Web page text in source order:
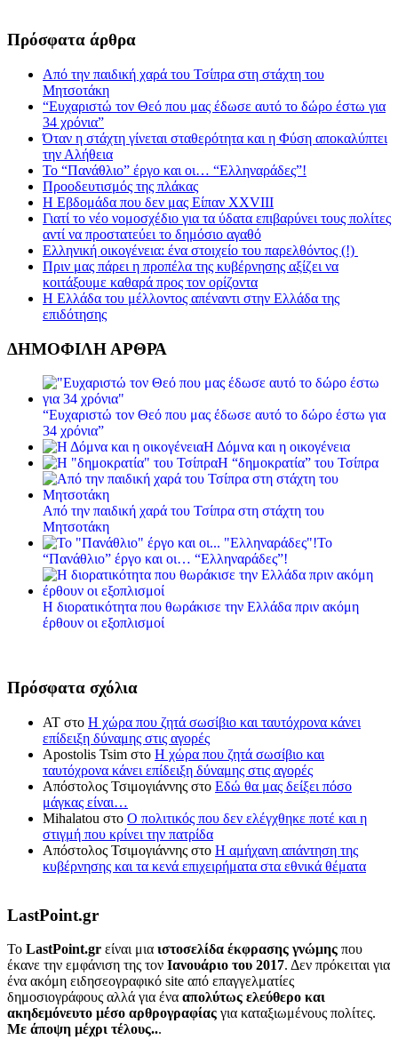
Πρόσφατα άρθρα
Από την παιδική χαρά του Τσίπρα στη στάχτη του
Μητσοτάκη
“Ευχαριστώ τον Θεό που μας έδωσε αυτό το δώρο έστω για
34 χρόνια”
Όταν η στάχτη γίνεται σταθερότητα και η Φύση αποκαλύπτει
την Αλήθεια
Το “Πανάθλιο” έργο και οι… “Ελληναράδες”!
Προοδευτισμός της πλάκας
Η Εβδομάδα που δεν μας Είπαν XXVIII
Γιατί το νέο νομοσχέδιο για τα ύδατα επιβαρύνει τους πολίτες
αντί να προστατεύει το δημόσιο αγαθό
Ελληνική οικογένεια: ένα στοιχείο του παρελθόντος (!)
Πριν μας πάρει η προπέλα της κυβέρνησης αξίζει να
κοιτάξουμε καθαρά προς τον ορίζοντα
Η Ελλάδα του μέλλοντος απέναντι στην Ελλάδα της
επιδότησης
ΔΗΜΟΦΙΛΗ ΑΡΘΡΑ
“Ευχαριστώ τον Θεό που μας έδωσε αυτό το δώρο έστω για
34 χρόνια”
Η Δόμνα και η οικογένεια
Η “δημοκρατία” του Τσίπρα
Από την παιδική χαρά του Τσίπρα στη στάχτη του
Μητσοτάκη
Το
“Πανάθλιο” έργο και οι… “Ελληναράδες”!
Η διορατικότητα που θωράκισε την Ελλάδα πριν ακόμη
έρθουν οι εξοπλισμοί
Πρόσφατα σχόλια
ΑΤ στο Η χώρα που ζητά σωσίβιο και ταυτόχρονα κάνει
επίδειξη δύναμης στις αγορές
Apostolis Tsim στο Η χώρα που ζητά σωσίβιο και
ταυτόχρονα κάνει επίδειξη δύναμης στις αγορές
Απόστολος Τσιμογιάννης στο Εδώ θα μας δείξει πόσο
μάγκας είναι…
Mihalatou στο Ο πολιτικός που δεν ελέγχθηκε ποτέ και η
στιγμή που κρίνει την πατρίδα
Απόστολος Τσιμογιάννης στο Η αμήχανη απάντηση της
κυβέρνησης και τα κενά επιχειρήματα στα εθνικά θέματα
LastPoint.gr
To LastPoint.gr είναι μια ιστοσελίδα έκφρασης γνώμης που
έκανε την εμφάνιση της τον Ιανουάριο του 2017. Δεν πρόκειται για
ένα ακόμη ειδησεογραφικό site από επαγγελματίες
δημοσιογράφους αλλά για ένα απολύτως ελεύθερο και
ακηδεμόνευτο μέσο αρθρογραφίας για καταξιωμένους πολίτες.
Με άποψη μέχρι τέλους...